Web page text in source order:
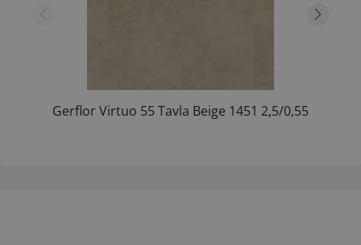
Gerflor Virtuo 55 Tavla Beige 1451 2,5/0,55